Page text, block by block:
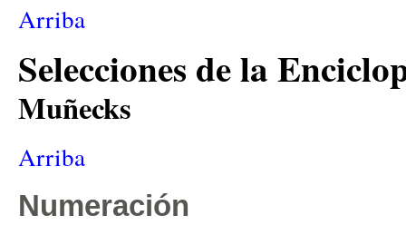
Arriba
Selecciones de la
Muñecks
Arriba
Numeración